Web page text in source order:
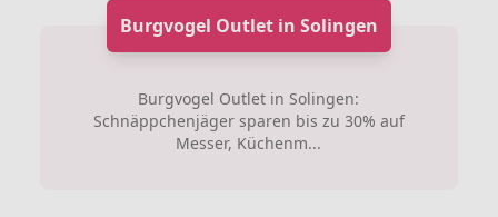
Burgvogel Outlet in Solingen
Burgvogel Outlet in Solingen:
Schnäppchenjäger sparen bis zu 30% auf
Messer, Küchenm...